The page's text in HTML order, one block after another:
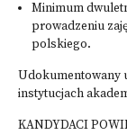
Minimum
prowadzeniu
polskiego.
Udokumentowany
instytucjach
KANDYDACI